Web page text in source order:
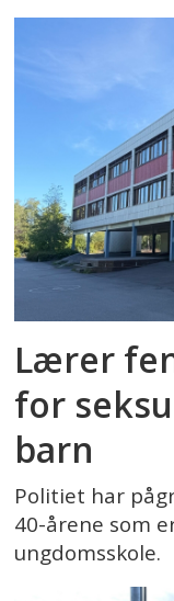
Lærer
for
barn
Politiet har
40-årene som
ungdomsskole.